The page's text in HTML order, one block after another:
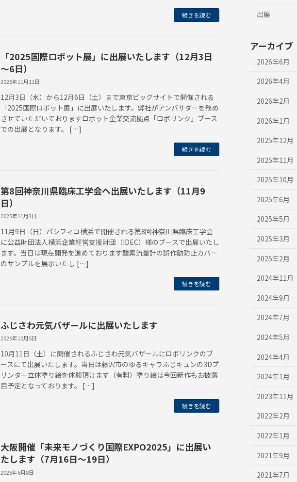
続きを読む
「2025国際ロボット展」に出展いたします（12月3日
～6日）
2025年11月11日
12月3日（水）から12月6日（土）まで東京ビッグサイトで開催される
「2025国際ロボット展」に出展いたします。弊社がアンバサダーを務め
させていただいておりますロボット企業交流拠点「ロボリンク」ブース
での出展となります。 […]
続きを読む
第8回神奈川県臨床工学会へ出展いたします（11月9
日）
2025年11月3日
11月9日（日）パシフィコ横浜で開催される第8回神奈川県臨床工学会
に公益財団法人横浜企業経営支援財団（IDEC）様のブースで出展いたし
ます。当日は現在開発を進めております酸素流量計の誤作動防止カバー
のサンプルを展示いたし […]
続きを読む
ふじさわ元気バザールに出展いたします
2025年10月5日
10月11日（土）に開催されるふじさわ元気バザールにロボリンクのブ
ースにて出展いたします。当日は藤沢市のゆるキャラふじキュンの3Dプ
リンター立体塗り絵を体験頂けます（有料）塗り絵は今回新作もお披露
目予定となっております。 […]
続きを読む
大阪開催「未来モノづくり国際EXPO2025」に出展い
たします（7月16日〜19日）
2025年6月8日
出展
アーカイブ
2026年6月
2026年4月
2026年2月
2026年1月
2025年12月
2025年11月
2025年10月
2025年6月
2025年5月
2025年3月
2025年2月
2024年11月
2024年9月
2024年7月
2024年5月
2024年4月
2024年1月
2023年11月
2022年2月
2022年1月
2021年9月
2021年7月